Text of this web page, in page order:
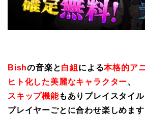
Bishの音楽と白組 による本格的ア
ヒト化した美麗なキャラクター、
スキップ機能もありプレイスタイル
プレイヤーごとに合わせ楽しめます